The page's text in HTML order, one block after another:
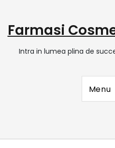
Farmasi
Intra in lumea plina de
Menu